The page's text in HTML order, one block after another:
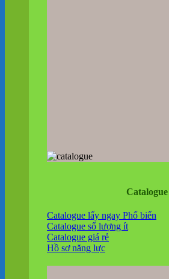
Catalogue
Catalogue lấy ngay
Catalogue số lượng ít
Catalogue giá rẻ
Hồ sơ năng lực